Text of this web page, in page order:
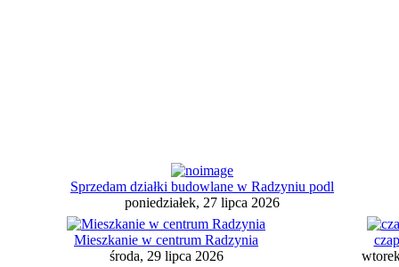
Sprzedam działki budowlane w Radzyniu podl
poniedziałek, 27 lipca 2026
Mieszkanie w centrum Radzynia
środa, 29 lipca 2026